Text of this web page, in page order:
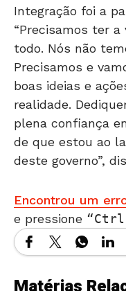
“Precisamos ter
todo. Nós não
Precisamos e
boas ideias e
realidade.
plena confiança
de que estou ao
deste governo”,
e pressione Ctrl
Matérias